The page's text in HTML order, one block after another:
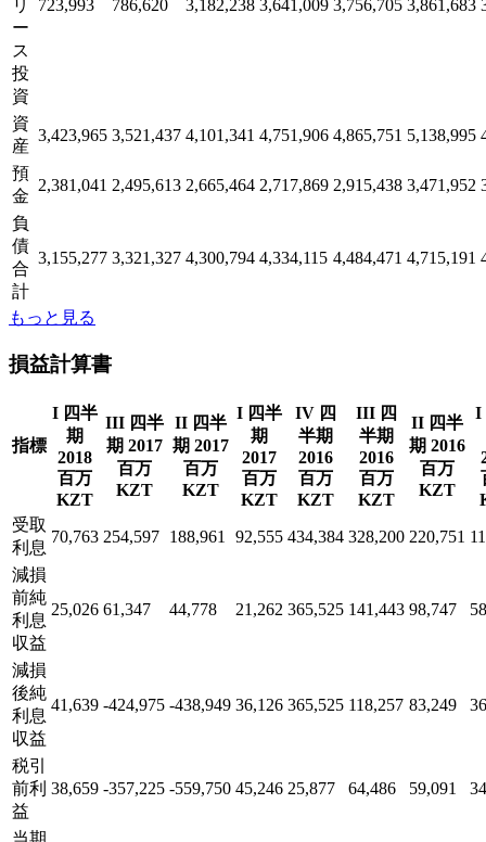
リ
ー
ス
投
資
723,993 786,620 3,182,238 3,641,009 3,756,705 3,861,683
資
産
3,423,965 3,521,437 4,101,341 4,751,906 4,865,751 5,138,995
預
金
2,381,041 2,495,613 2,665,464 2,717,869 2,915,438 3,471,952
負
債
合
計
3,155,277 3,321,327 4,300,794 4,334,115 4,484,471 4,715,191
もっと見る
損益計算書
指標
I 四半
期
2018
百万
KZT
III 四半
期 2017
百万
KZT
II 四半
期 2017
百万
KZT
I 四半
期
2017
百万
KZT
IV 四
半期
2016
百万
KZT
III 四
半期
2016
百万
KZT
II 四半
期 2016
百万
KZT
I
受取
利息
70,763 254,597 188,961 92,555 434,384 328,200 220,751
減損
前純
利息
収益
25,026 61,347 44,778 21,262 365,525 141,443 98,747
減損
後純
利息
収益
41,639 -424,975 -438,949 36,126 365,525 118,257 83,249
税引
前利
益
38,659 -357,225 -559,750 45,246 25,877 64,486 59,091
当期